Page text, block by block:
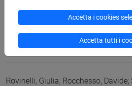
rankingin NATURE
1723)
DOI
2025, Articolo su rivista -
10278/5098132
Rovinelli, Giulia; Rocchesso,
Accetta i cookies
Accetta tutti i